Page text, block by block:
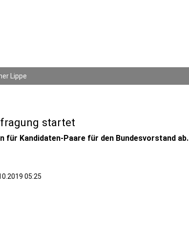
Lippe
startet
für Kandidaten-Paare für den Bundesvorstand ab.
05:25